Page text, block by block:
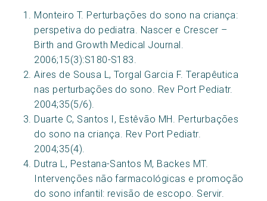
Monteiro T. Perturbações do sono na criança:
perspetiva do pediatra. Nascer e Crescer –
Birth and Growth Medical Journal.
2006;15(3):S180-S183.
Aires de Sousa L, Torgal Garcia F. Terapêutica
nas perturbações do sono. Rev Port Pediatr.
2004;35(5/6).
Duarte C, Santos I, Estêvão MH. Perturbações
do sono na criança. Rev Port Pediatr.
2004;35(4).
Dutra L, Pestana-Santos M, Backes MT.
Intervenções não farmacológicas e promoção
do sono infantil: revisão de escopo. Servir.